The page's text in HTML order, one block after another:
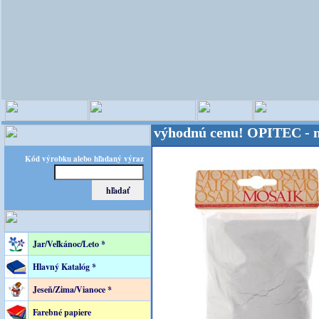
Kód výrobku alebo hľadaný výraz
Jar/Veľkánoc/Leto *
Hlavný Katalóg *
Jeseň/Zima/Vianoce *
Farebné papiere
- Kvalita za výhodnú cenu! OPITEC -